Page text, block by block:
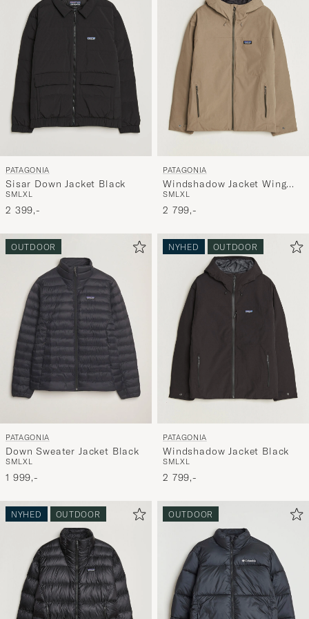
PATAGONIA
Sisar Down Jacket Black
SMLXL
2 399,-
PATAGONIA
Windshadow Jacket Wing
Grey
SMLXL
2 799,-
OUTDOOR
PATAGONIA
Down Sweater Jacket Black
SMLXL
1 999,-
NYHED OUTDOOR
PATAGONIA
Windshadow Jacket Black
SMLXL
2 799,-
NYHED OUTDOOR OUTDOOR